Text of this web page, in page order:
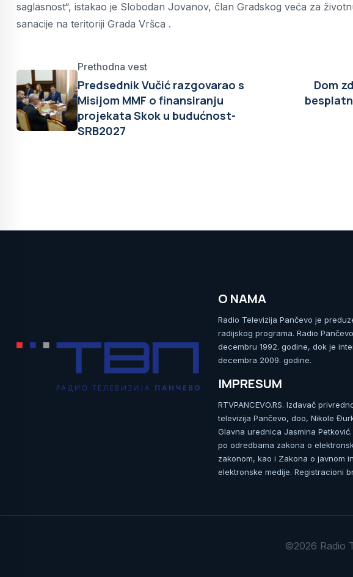
saglasnost“, istakao je Slobodan Jovanov, član Gradskog veća za
sanacije na teritoriji Grada Vršca .
Prethodna vest
Predsednik Vučić razgovarao s
Misijom MMF o finansiranju
projekata Skok u budućnost-
SRB2027
Dom
O NAMA
Radio Televizija Pančevo je
radijskog programa. Radio
decembru 1992. godine, dok je
decembra 2009. godine.
IMPRESUM
RTVPANCEVO.RS. Izdavač
televizija Pančevo, doo, Nikole
Glavna urednica Jasmina
po odredbama zakona o
zakonom, kao i Zakona o javnom
elektronske medije. Registracioni
©2026 Radio